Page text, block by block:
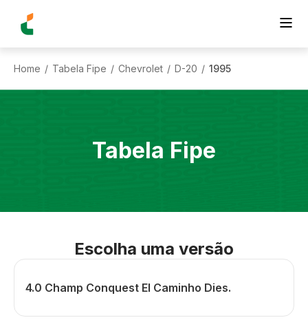
Home / Tabela Fipe / Chevrolet / D-20 / 1995
Tabela Fipe
Escolha uma versão
4.0 Champ Conquest El Caminho Dies.